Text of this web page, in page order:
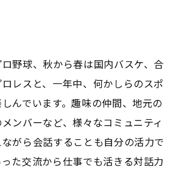
野球、秋から春は国内バスケ、合
レスと、一年中、何かしらのスポ
んでいます。趣味の仲間、地元の
ンバーなど、様々なコミュニティ
がら会話することも自分の活力で
た交流から仕事でも活きる対話力